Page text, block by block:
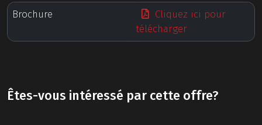
Brochure
Cliquez ici pour
télécharger
Êtes-vous intéressé par cette offre?